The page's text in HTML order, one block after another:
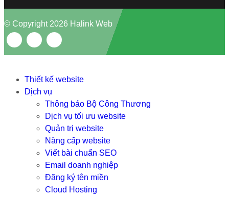
© Copyright 2026 Halink Web
Thiết kế website
Dịch vụ
Thông báo Bộ Công Thương
Dịch vụ tối ưu website
Quản trị website
Nâng cấp website
Viết bài chuẩn SEO
Email doanh nghiệp
Đăng ký tên miền
Cloud Hosting